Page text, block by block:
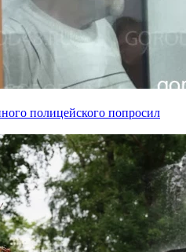
полицейского попросил